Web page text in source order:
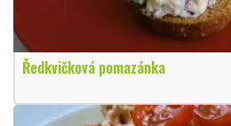
Ředkvičková pomazánka